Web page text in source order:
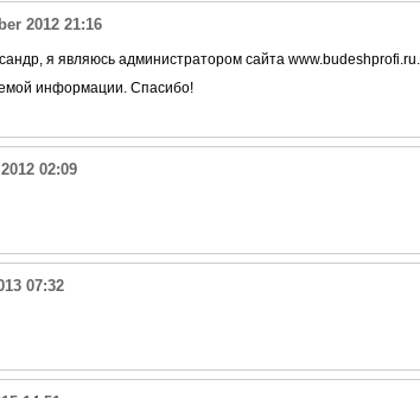
2012 21:16
я являюсь администратором сайта
информации. Спасибо!
02:09
07:32